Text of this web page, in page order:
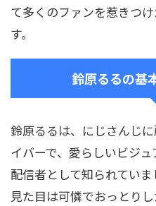
て多くのファンを惹きつ
す。
鈴原るるの基
鈴原るるは、にじさんじ
イバーで、愛らしいビジ
配信者として知られていま
見た目は可憐でおっとり